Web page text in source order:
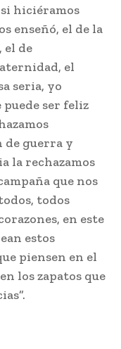
hiciéramos
enseñó, el de la
el de
el
seria, yo
ser feliz
guerra y
la rechazamos
que nos
todos
en este
estos
piensen en el
los zapatos que